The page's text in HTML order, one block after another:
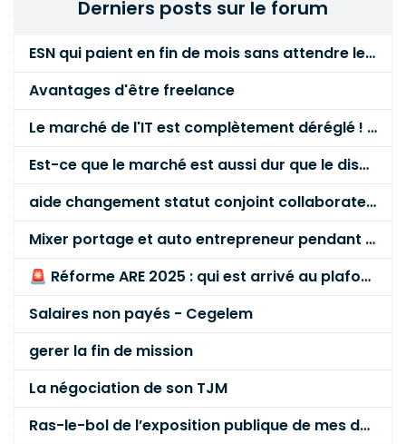
Derniers posts sur le forum
ESN qui paient en fin de mois sans attendre le paiement client ?
Avantages d'être freelance
Le marché de l'IT est complètement déréglé ! STOP à cette mascarade ! Il faut s'unir et résister !
Est-ce que le marché est aussi dur que le disent les commerciaux ?
aide changement statut conjoint collaborateur
Mixer portage et auto entrepreneur pendant des années - quel risque ?
🚨 Réforme ARE 2025 : qui est arrivé au plafond des 60 % en gardant son entreprise ?
Salaires non payés - Cegelem
gerer la fin de mission
La négociation de son TJM
Ras-le-bol de l’exposition publique de mes données personnelles liées à mon entreprise